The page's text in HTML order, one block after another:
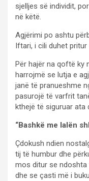
sjelljes së individit,
në këtë.
Agjërimi po ashtu
Iftari, i cili duhet
Për hajër na qoftë ky
harrojmë se lutja e
janë të pranueshme
pasurojë të varfrit
kthejë të siguruar ata
“Bashkë me lalën
Çdokush ndien
tij të humbur dhe
mos ditur se ndoshta
dhe se çasti më i